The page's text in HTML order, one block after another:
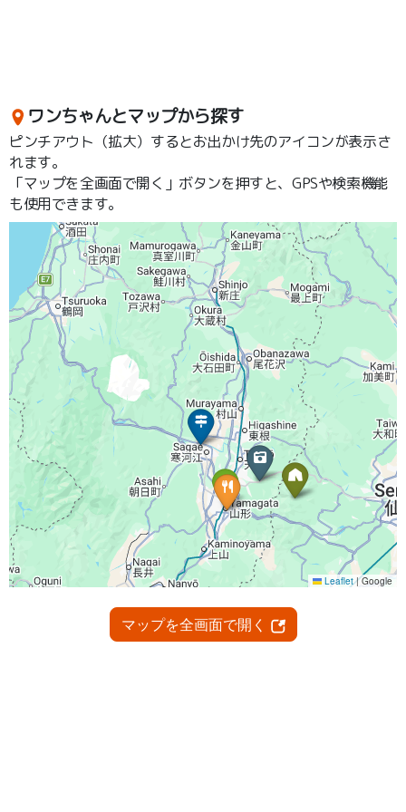
ワンちゃんとマップから探す
ピンチアウト（拡大）するとお出かけ先のアイコンが表示さ
れます。
「マップを全画面で開く」ボタンを押すと、GPSや検索機能
も使用できます。
マップを全画面で開く